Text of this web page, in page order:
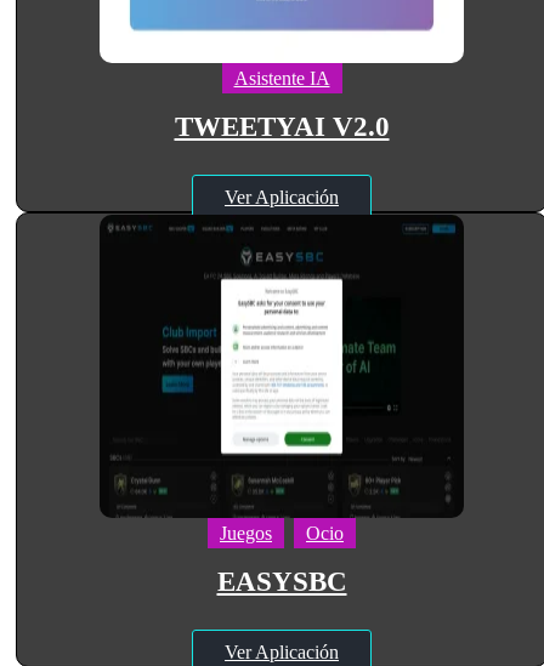
Asistente IA
TWEETYAI V2.0
Ver Aplicación
Juegos Ocio
EASYSBC
Ver Aplicación